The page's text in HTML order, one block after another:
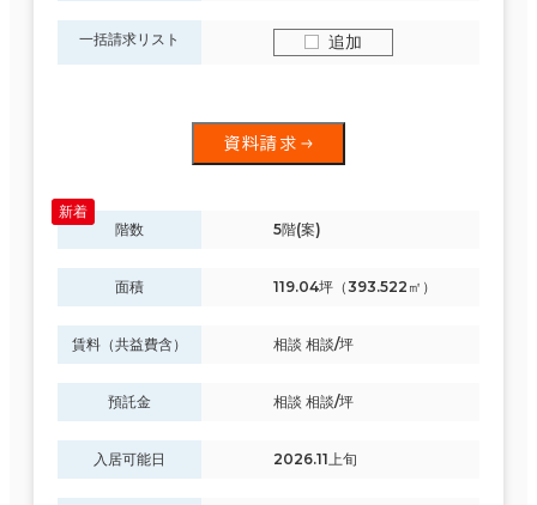
一括請求リスト 追加
資料請求
階数 5階(案)
面積 119.04坪（393.522㎡）
賃料（共益費含） 相談 相談/坪
預託金 相談 相談/坪
入居可能日 2026.11上旬